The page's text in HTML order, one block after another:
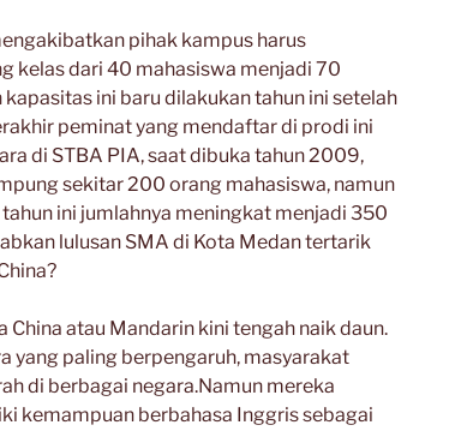
pihak kampus harus
kelas dari 40 mahasiswa menjadi 70
ini baru dilakukan tahun ini setelah
peminat yang mendaftar di prodi ini
di STBA PIA, saat dibuka tahun 2009,
sekitar 200 orang mahasiswa, namun
ini jumlahnya meningkat menjadi 350
lulusan SMA di Kota Medan tertarik
China atau Mandarin kini tengah naik daun.
yang paling berpengaruh, masyarakat
di berbagai negara.Namun mereka
kemampuan berbahasa Inggris sebagai